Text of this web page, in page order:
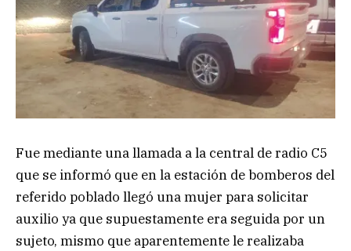
Fue mediante una llamada a la central de radio C5
que se informó que en la estación de bomberos del
referido poblado llegó una mujer para solicitar
auxilio ya que supuestamente era seguida por un
sujeto, mismo que aparentemente le realizaba